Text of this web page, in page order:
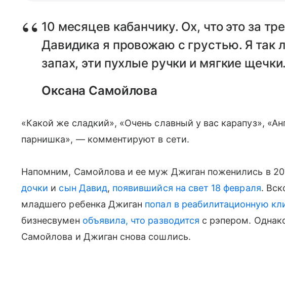
10 месяцев кабанчику. Ох, что это за
Давидика я провожаю с грустью. Я так
запах, эти пухлые ручки и мягкие щечки.
Оксана Самойлова
«Какой же сладкий», «Очень славный у вас карапуз»,
парнишка», — комментируют в сети.
Напомним, Самойлова и ее муж Джиган поженились в
дочки и сын Давид, появившийся на свет 18 февраля.
младшего ребенка Джиган попал в реабилитационную
бизнесвумен объявила, что разводится с рэпером.
Самойлова и Джиган снова сошлись.